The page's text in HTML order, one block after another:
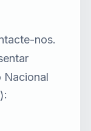
nos.
Nacional